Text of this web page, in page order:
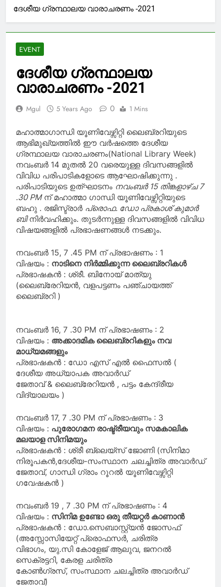
ദേശീയ ഗ്രന്ഥാലയ വാരാചരണം -2021
EVENT
ദേശീയ ഗ്രന്ഥാലയ
വാരാചരണം -2021
Mgul 5 Years Ago 0 1 Mins
മഹാത്മാഗാന്ധി യൂണിവേഴ്സിറ്റി ലൈബ്രറിയുടെ
ആഭിമുഖ്യത്തിൽ ഈ വർഷത്തെ ദേശീയ
ഗ്രന്ഥാലയ വാരാചരണം(National Library Week)
നവംബർ 14 മുതൽ 20 വരെയുള്ള ദിവസങ്ങളിൽ
വിവിധ പരിപാടികളോടെ ആഘോഷിക്കുന്നു .
പരിപാടിയുടെ ഉത്ഘാടനം നവംബർ 15 തിങ്കളാഴ്ച 7
.30 PMന് മഹാത്മാ ഗാന്ധി യൂണിവേഴ്സിറ്റിയുടെ
ബഹു . രജിസ്ട്രാർ പ്രൊഫ. ഡോ പ്രകാശ് കുമാർ
ബിനിർവഹിക്കും. തുടർന്നുള്ള ദിവസങ്ങളിൽ വിവിധ
വിഷയങ്ങളിൽ പ്രഭാഷണങ്ങൾ നടക്കും.
നവംബർ 15, 7 .45 PM ന് പ്രഭാഷണം : 1
വിഷയം : നാടിനെ നിർമ്മിക്കുന്ന ലൈബ്രറികൾ
പ്രഭാഷകൻ : ശ്രീ. ബിനോയ്‌ മാത്യു
(ലൈബ്രേറിയൻ, വളപട്ടണം പഞ്ചായത്ത്
ലൈബ്രറി )
നവംബർ 16, 7 .30 PM ന് പ്രഭാഷണം : 2
വിഷയം : അക്കാദമിക ലൈബ്രറികളും നവ
മാധ്യമങ്ങളും
പ്രഭാഷകൻ : ഡോ എസ് എൽ ഫൈസൽ (
ദേശീയ അധ്യാപക അവാർഡ്
ജേതാവ് & ലൈബ്രേറിയൻ , പട്ടം കേന്ദ്രീയ
വിദ്യാലയം )
നവംബർ 17, 7 .30 PM ന് പ്രഭാഷണം : 3
വിഷയം : പുരോഗമന രാഷ്ട്രീയവും സമകാലിക
മലയാള സിനിമയും
പ്രഭാഷകൻ : ശ്രീ ബ്ലെയ്സ് ജോണി (സിനിമാ
നിരൂപകൻ,ദേശീയ-സംസ്ഥാന ചലച്ചിത്ര അവാർഡ്
ജേതാവ്, ഗാന്ധി ഗ്രാം റൂറൽ യൂണിവേഴ്സിറ്റി
ഗവേഷകൻ )
നവംബർ 19 , 7 .30 PM ന് പ്രഭാഷണം : 4
വിഷയം : സിനിമ ഉണ്ടോ ഒരു തീയറ്റർ കാണാൻ
പ്രഭാഷകൻ : ഡോ.സെബാസ്റ്റ്യൻ ജോസഫ്
(അസ്സോസിയേറ്റ് പ്രൊഫസർ, ചരിത്ര
വിഭാഗം, യു.സി കോളേജ് ആലുവ, ജനറൽ
സെക്രട്ടറി, കേരള ചരിത്ര
കോൺഗ്രസ്, സംസ്ഥാന ചലച്ചിത്ര അവാർഡ്
ജേതാവ്)